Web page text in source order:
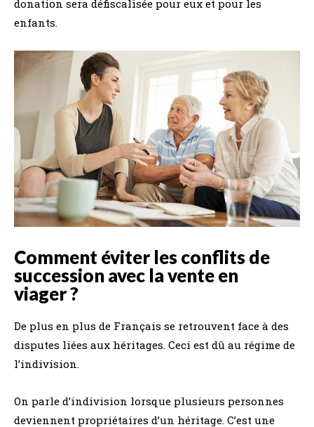
donation sera défiscalisée pour eux et pour les
enfants.
Comment éviter les conflits de
succession avec la vente en
viager ?
De plus en plus de Français se retrouvent face à des
disputes liées aux héritages. Ceci est dû au régime de
l’indivision.
On parle d’indivision lorsque plusieurs personnes
deviennent propriétaires d’un héritage. C’est une